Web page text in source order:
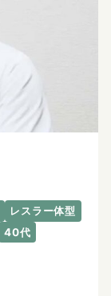
レスラー体型
40代